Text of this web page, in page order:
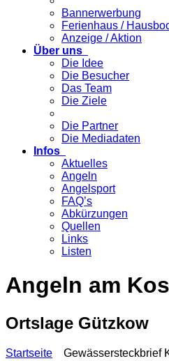
Bannerwerbung
Ferienhaus /
Anzeige / Aktion
Über uns
Die Idee
Die Besucher
Das Team
Die Ziele
Die Partner
Die Mediadaten
Infos
Aktuelles
Angeln
Angelsport
FAQ’s
Abkürzungen
Quellen
Links
Listen
Angeln am
Ortslage Gützkow
Startseite Gewässersteckbrief